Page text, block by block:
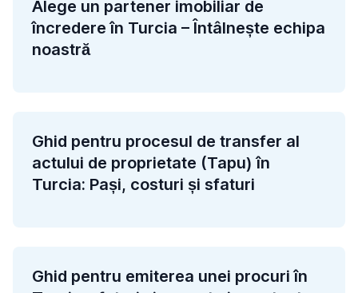
Alege un partener imobiliar de
încredere în Turcia – Întâlnește echipa
noastră
Ghid pentru procesul de transfer al
actului de proprietate (Tapu) în
Turcia: Pași, costuri și sfaturi
Ghid pentru emiterea unei procuri în